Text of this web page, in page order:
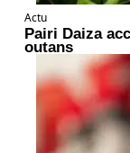
Actu
Pairi Daiza
outans